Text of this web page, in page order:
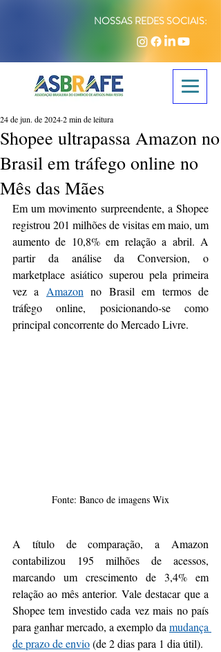
NOSSAS REDES SOCIAIS:
Shopee ultrapassa Amazon no
Brasil em tráfego online no
Mês das Mães
24 de jun. de 20242 min de leitura
Em um movimento surpreendente, a Shopee
registrou 201 milhões de visitas em maio, um
aumento de 10,8% em relação a abril. A
partir da análise da Conversion, o
marketplace asiático superou pela primeira
vez a Amazon no Brasil em termos de
tráfego online, posicionando-se como
principal concorrente do Mercado Livre.
Fonte: Banco de imagens Wix
A título de comparação, a Amazon
contabilizou 195 milhões de acessos,
marcando um crescimento de 3,4% em
relação ao mês anterior. Vale destacar que a
Shopee tem investido cada vez mais no país
para ganhar mercado, a exemplo da mudança
de prazo de envio (de 2 dias para 1 dia útil).